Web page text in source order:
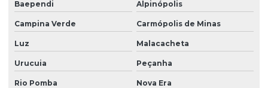
Baependi Alpinópolis
Campina Verde Carmópolis de Minas
Luz Malacacheta
Urucuia Peçanha
Rio Pomba Nova Era